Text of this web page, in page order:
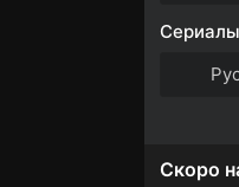
Сериалы
Скоро